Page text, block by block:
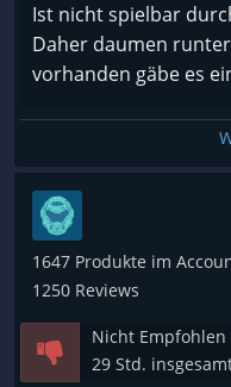
Ist nicht spielbar
Daher daumen
vorhanden gäbe es
PS: Mit anderen
1647 Produkte im
1250 Reviews
Nicht Empfohlen
29 Std.